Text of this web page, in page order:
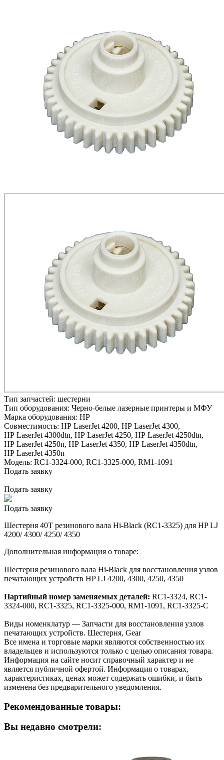
Тип запчастей: шестерни
Тип оборудования: Черно-белые лазерные принтеры и МФУ
Марка оборудования: HP
Совместимость: HP LaserJet 4200, HP LaserJet 4300,
HP LaserJet 4300dtn, HP LaserJet 4250, HP LaserJet 4250dtn,
HP LaserJet 4250n, HP LaserJet 4350, HP LaserJet 4350dtn,
HP LaserJet 4350n
Модель: RC1-3324-000, RC1-3325-000, RM1-1091
Подать заявку
Подать заявку
Подать заявку
Шестерня 40T резинового вала Hi-Black (RC1-3325) для HP LJ
4200/ 4300/ 4250/ 4350
Дополнительная информация о товаре:
Шестерня резинового вала Hi-Black для восстановления узлов
печатающих устройств HP LJ 4200, 4300, 4250, 4350
Партийный номер заменяемых деталей: RC1-3324, RC1-
3324-000, RC1-3325, RC1-3325-000, RM1-1091, RC1-3325-C
Виды номенклатур — Запчасти для восстановления узлов
печатающих устройств. Шестерня, Gear
Все имена и торговые марки являются собственностью их
владельцев и используются только с целью описания товара.
Информация на сайте носит справочный характер и не
является публичной офертой. Информация о товарах,
характеристиках, ценах может содержать ошибки, и быть
изменена без предварительного уведомления.
Рекомендованные товары:
Вы недавно смотрели: